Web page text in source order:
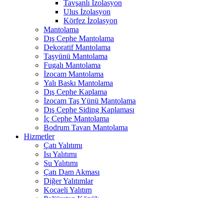
Tavşanlı İzolasyon
Ulus İzolasyon
Körfez İzolasyon
Mantolama
Dış Cephe Mantolama
Dekoratif Mantolama
Taşyünü Mantolama
Fugalı Mantolama
İzocam Mantolama
Yalı Baskı Mantolama
Dış Cephe Kaplama
İzocam Taş Yünü Mantolama
Dış Cephe Siding Kaplaması
İç Cephe Mantolama
Bodrum Tavan Mantolama
Hizmetler
Çatı Yalıtımı
Isı Yalıtımı
Su Yalıtımı
Çatı Dam Akması
Diğer Yalıtımlar
Kocaeli Yalıtım